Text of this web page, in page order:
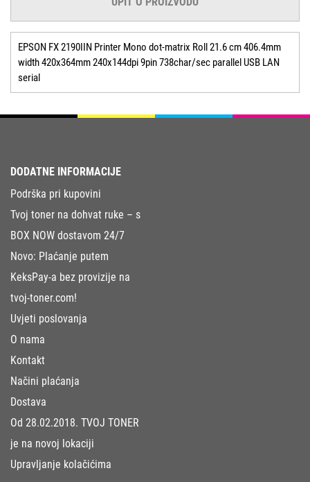
EPSON FX 2190IIN Printer Mono dot-matrix Roll 21.6 cm 406.4mm
width 420x364mm 240x144dpi 9pin 738char/sec parallel USB LAN
serial
DODATNE INFORMACIJE
Podrška pri kupovini
Tvoj toner na dohvat ruke – s
BOX NOW dostavom 24/7
Novo: Plaćanje putem
KeksPay-a bez provizije na
tvoj-toner.com!
Uvjeti poslovanja
O nama
Kontakt
Načini plaćanja
Dostava
Od 28.02.2018. TVOJ TONER
je na novoj lokaciji
Upravljanje kolačićima